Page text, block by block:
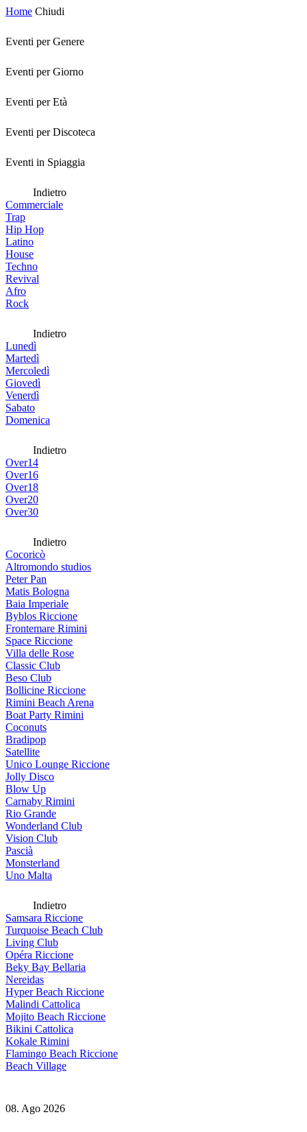
Home Chiudi
Eventi per Genere
Eventi per Giorno
Eventi per Età
Eventi per Discoteca
Eventi in Spiaggia
Indietro
Commerciale
Trap
Hip Hop
Latino
House
Techno
Revival
Afro
Rock
Indietro
Lunedì
Martedì
Mercoledì
Giovedì
Venerdì
Sabato
Domenica
Indietro
Over14
Over16
Over18
Over20
Over30
Indietro
Cocoricò
Altromondo studios
Peter Pan
Matis Bologna
Baia Imperiale
Byblos Riccione
Frontemare Rimini
Space Riccione
Villa delle Rose
Classic Club
Beso Club
Bollicine Riccione
Rimini Beach Arena
Boat Party Rimini
Coconuts
Bradipop
Satellite
Unico Lounge Riccione
Jolly Disco
Blow Up
Carnaby Rimini
Rio Grande
Wonderland Club
Vision Club
Pascià
Monsterland
Uno Malta
Indietro
Samsara Riccione
Turquoise Beach Club
Living Club
Opéra Riccione
Beky Bay Bellaria
Nereidas
Hyper Beach Riccione
Malindi Cattolica
Mojito Beach Riccione
Bikini Cattolica
Kokale Rimini
Flamingo Beach Riccione
Beach Village
08. Ago 2026